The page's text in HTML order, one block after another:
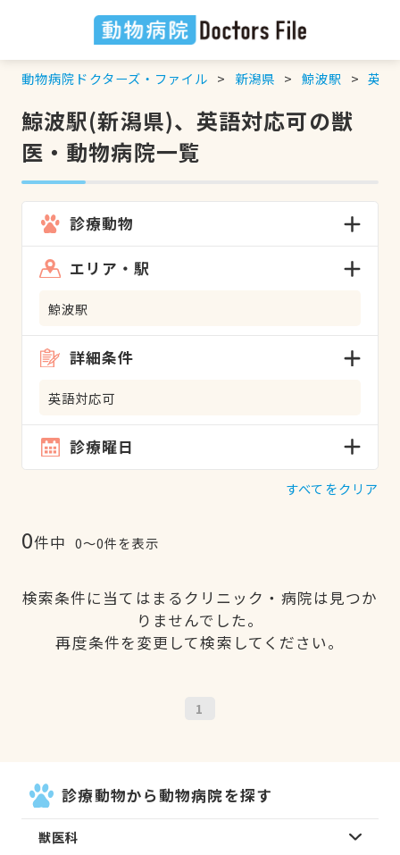
動物病院ドクターズ・ファイル 新潟県 鯨波駅 英語
鯨波駅(新潟県)、英語対応可の獣
医・動物病院一覧
診療動物
エリア・駅
鯨波駅
詳細条件
英語対応可
診療曜日
すべてをクリア
0件中 0〜0件を表示
検索条件に当てはまるクリニック・病院は見つか
りませんでした。
再度条件を変更して検索してください。
1
診療動物から動物病院を探す
獣医科